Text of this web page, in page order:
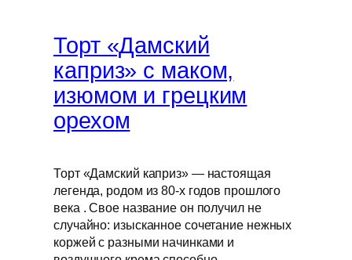
Торт «Дамский
каприз» с маком,
изюмом и грецким
орехом
Торт «Дамский каприз» — настоящая
легенда, родом из 80-х годов прошлого
века . Свое название он получил не
случайно: изысканное сочетание нежных
коржей с разными начинками и